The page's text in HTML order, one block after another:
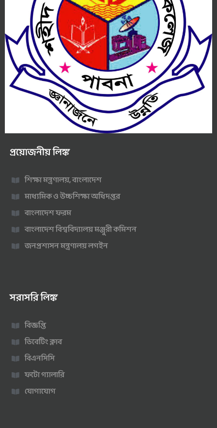
প্রয়োজনীয় লিঙ্ক
শিক্ষা মন্ত্রণালয়, বাংলাদেশ
মাধ্যমিক ও উচ্চশিক্ষা অধিদপ্তর
বাংলাদেশ ফরম
বাংলাদেশ বিশ্ববিদ্যালয় মঞ্জুরী কমিশন
জনপ্রশাসন মন্ত্রণালয় লগইন
সরাসরি লিঙ্ক
বিজ্ঞপ্তি
ডিবেটিং ক্লাব
বিএনসিসি
ফটো গ্যালারি
যোগাযোগ